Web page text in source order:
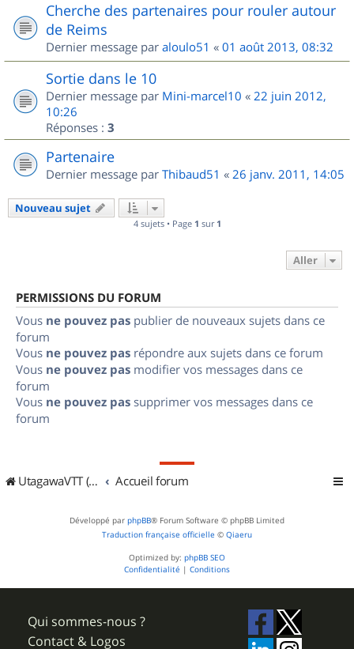
Cherche des partenaires pour rouler autour
de Reims
Dernier message par aloulo51 « 01 août 2013, 08:32
Sortie dans le 10
Dernier message par Mini-marcel10 « 22 juin 2012,
10:26
Réponses : 3
Partenaire
Dernier message par Thibaud51 « 26 janv. 2011, 14:05
Nouveau sujet
4 sujets • Page 1 sur 1
Aller
PERMISSIONS DU FORUM
Vous ne pouvez pas publier de nouveaux sujets dans ce
forum
Vous ne pouvez pas répondre aux sujets dans ce forum
Vous ne pouvez pas modifier vos messages dans ce
forum
Vous ne pouvez pas supprimer vos messages dans ce
forum
UtagawaVTT (Randos VTT et VTTAE avec traces GPS) Accueil forum
Développé par phpBB® Forum Software © phpBB Limited
Traduction française officielle © Qiaeru
Optimized by: phpBB SEO
Confidentialité | Conditions
Qui sommes-nous ?
Contact & Logos